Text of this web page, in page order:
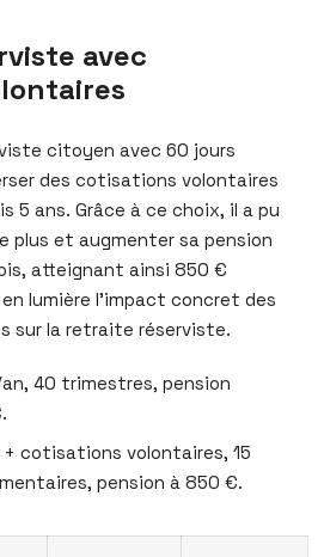
avec
citoyen avec 60 jours
des cotisations volontaires
5 ans. Grâce à ce choix, il a pu
plus et augmenter sa pension
atteignant ainsi 850 €
lumière l’impact concret des
sur la retraite réserviste.
40 trimestres, pension
+ cotisations volontaires, 15
pension à 850 €.